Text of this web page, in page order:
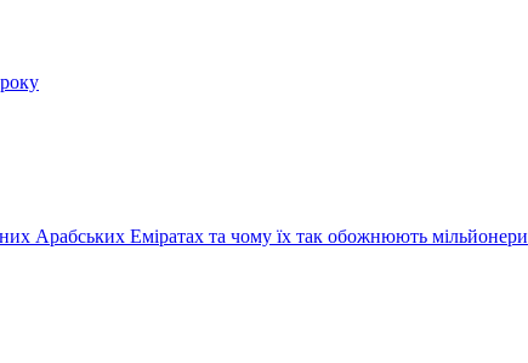
Арабських Еміратах та чому їх так обожнюють мільйонери